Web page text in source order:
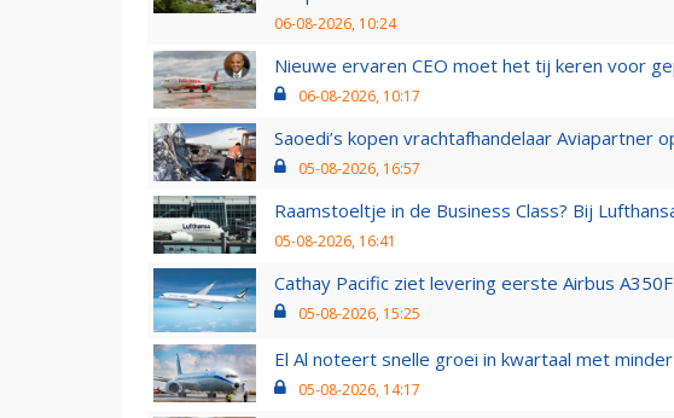
06-08-2026, 10:24
Nieuwe ervaren CEO moet het tij keren voor
06-08-2026, 10:17
Saoedi’s kopen vrachtafhandelaar Aviapartner
05-08-2026, 16:57
Raamstoeltje in de Business Class? Bij
05-08-2026, 16:41
Cathay Pacific ziet levering eerste Airbus
05-08-2026, 15:25
El Al noteert snelle groei in kwartaal met
05-08-2026, 14:17